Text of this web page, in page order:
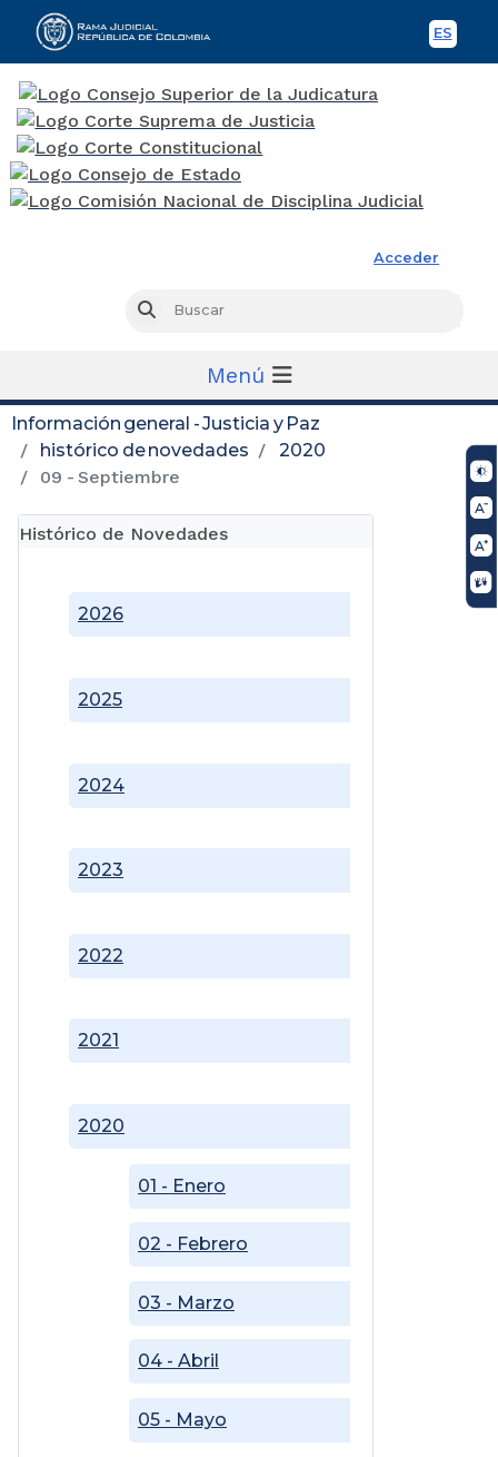
ES
Acceder
Buscar
Menú
Información general - Justicia y Paz
histórico de novedades
2020
09 - Septiembre
Histórico de Novedades
2020
01 - Enero
02 - Febrero
03 - Marzo
04 - Abril
05 - Mayo
2021
2022
2023
2024
2025
2026